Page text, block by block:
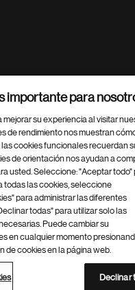
Novartis AG
Términos de uso
Accesibilidad
de cookies
Mapa del sitio
importante para
mejorar su experiencia al visitar
de rendimiento nos muestran
cookies funcionales recuerdan
de orientación nos ayudan a
usted. Seleccione: "Aceptar todo"
todas las cookies, seleccione
para administrar las diferentes
todas" para utilizar solo las
Puede cambiar su
en cualquier momento
de cookies en la página web.
Declinar